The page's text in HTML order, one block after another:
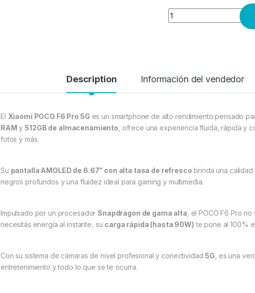
Quantity
Description Información del vendedor
El Xiaomi POCO F6 Pro 5G es un smartphone de alto rendimiento pensado
RAM y512GB de almacenamiento , ofrece una experiencia fluida, rápida y
fotos y más.
Su pantalla AMOLED de 6.67” con alta tasa de refresco brinda una calidad
negros profundos y una fluidez ideal para gaming y multimedia.
Impulsado por un procesadorSnapdragon de gama alta , el POCO F6 Pro
necesitás energía al instante, su carga rápida (hasta 90W) te pone al 100%
Con su sistema de cámaras de nivel profesional y conectividad5G , es una
entretenimiento y todo lo que se te ocurra.